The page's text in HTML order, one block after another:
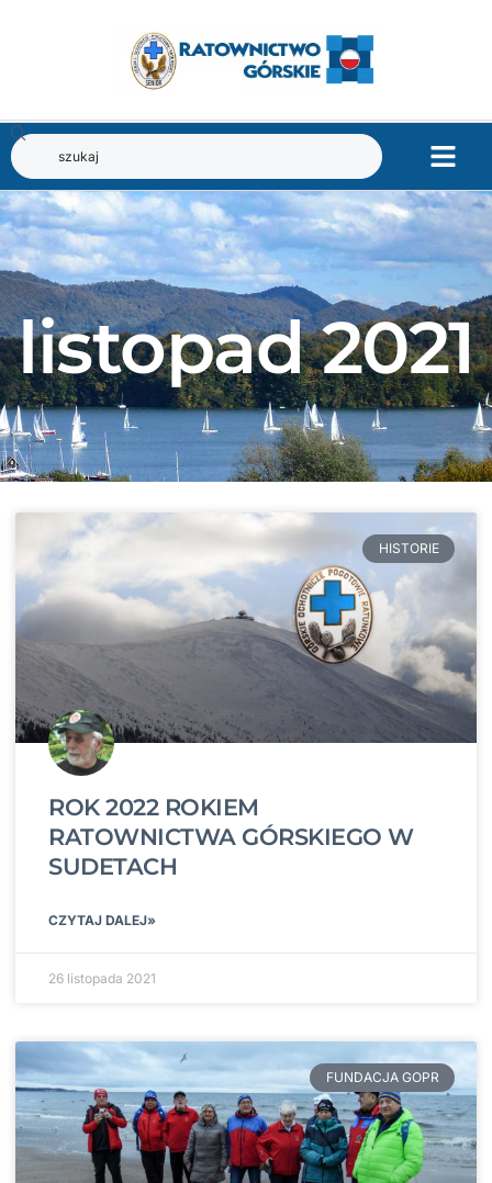
listopad 2021
HISTORIE
ROK 2022 ROKIEM
RATOWNICTWA GÓRSKIEGO W
SUDETACH
CZYTAJ DALEJ»
26 listopada 2021
FUNDACJA GOPR